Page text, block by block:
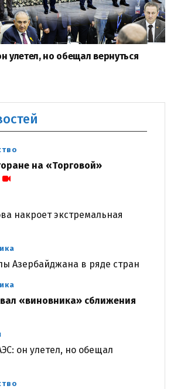
улетел, но обещал вернуться
на «Торговой»
накроет экстремальная
Азербайджана в ряде стран
«виновника» сближения
он улетел, но обещал